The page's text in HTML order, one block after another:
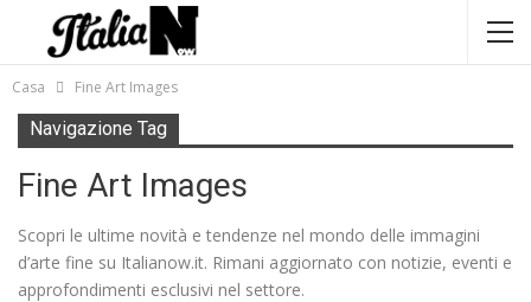
Casa Fine Art Images
Navigazione Tag
Fine Art Images
Scopri le ultime novità e tendenze nel mondo delle immagini
d’arte fine su Italianow.it. Rimani aggiornato con notizie, eventi e
approfondimenti esclusivi nel settore.